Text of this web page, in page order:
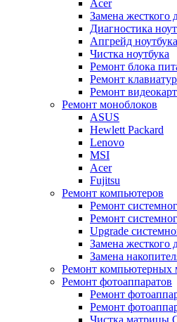
Acer
Замена жесткого
Диагностика
Апгрейд ноутбука
Чистка ноутбука
Ремонт блока
Ремонт
Ремонт
Ремонт моноблоков
ASUS
Hewlett Packard
Lenovo
MSI
Acer
Fujitsu
Ремонт компьютеров
Ремонт
Ремонт
Upgrade
Замена жесткого
Замена
Ремонт компьютерных
Ремонт фотоаппаратов
Ремонт
Ремонт
Чистка матрицы